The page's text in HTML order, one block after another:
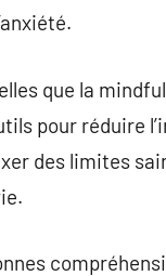
que la
pour réduire
des limites